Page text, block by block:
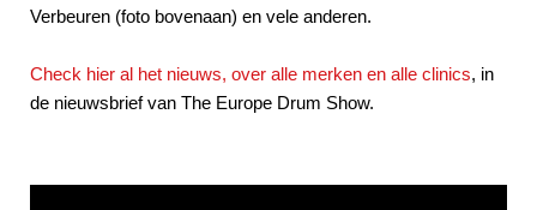
Verbeuren (foto bovenaan) en vele anderen.
Check hier al het nieuws, over alle merken en alle clinics, in
de nieuwsbrief van The Europe Drum Show.